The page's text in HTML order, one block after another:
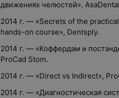
движениях челюстей»,
2014 г. — «Secrets of the
hands-on course», Dentsply.
2014 г. — «Коффердам и
ProCad Stom.
2014 г. — «Direct vs Indirect»,
2014 г. — «Диагностическая